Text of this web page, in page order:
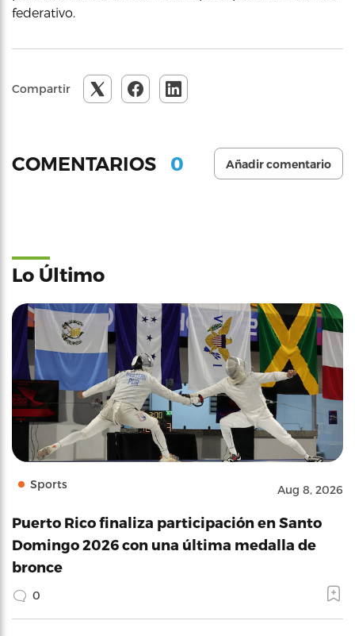
federativo.
Compartir
COMENTARIOS 0 Añadir comentario
Lo Último
Sports Aug 8, 2026
Puerto Rico finaliza participación en Santo
Domingo 2026 con una última medalla de
bronce
0